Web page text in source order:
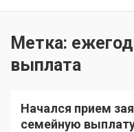
Метка:
выплата
Начался прием
семейную